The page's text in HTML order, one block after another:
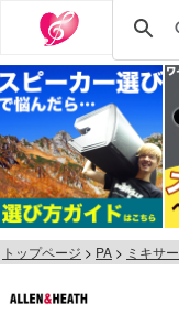
トップページ PA ミキサー